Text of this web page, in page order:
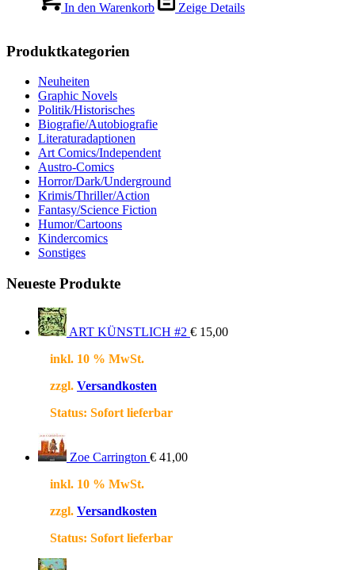
In den Warenkorb Zeige Details
Produktkategorien
Neuheiten
Graphic Novels
Politik/Historisches
Biografie/Autobiografie
Literaturadaptionen
Art Comics/Independent
Austro-Comics
Horror/Dark/Underground
Krimis/Thriller/Action
Fantasy/Science Fiction
Humor/Cartoons
Kindercomics
Sonstiges
Neueste Produkte
ART KÜNSTLICH #2 € 15,00
inkl. 10 % MwSt.
zzgl. Versandkosten
Status: Sofort lieferbar
Zoe Carrington € 41,00
inkl. 10 % MwSt.
zzgl. Versandkosten
Status: Sofort lieferbar